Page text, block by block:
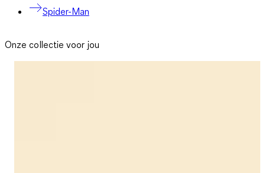
Spider-Man
Onze collectie voor jou